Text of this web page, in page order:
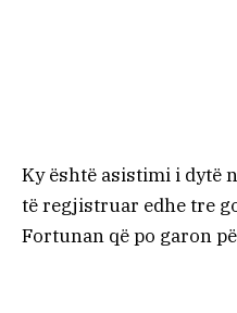
Ky është asistimi i dytë
të regjistruar edhe tre
Fortunan që po garon